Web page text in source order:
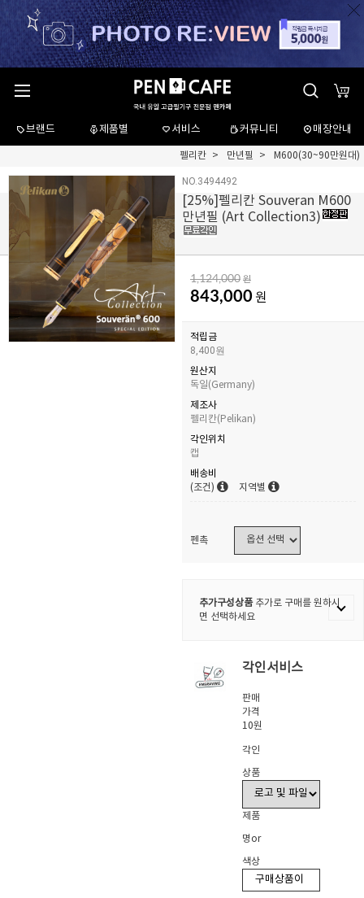
브랜드 제품별 서비스 커뮤니티 매장안내
펠리칸 만년필 M600(30~90만원대)
NO.3494492
[25%]펠리칸 Souveran M600
만년필 (Art Collection3)
1,124,000 원
843,000 원
적립금
8,400원
원산지
독일(Germany)
제조사
펠리칸(Pelikan)
각인위치
캡
배송비
(조건)
지역별
펜촉
추가구성상품추가로 구매를 원하시
면 선택하세요
각인서비스
판매
가격
10원
각인
상품
제품
명or
색상